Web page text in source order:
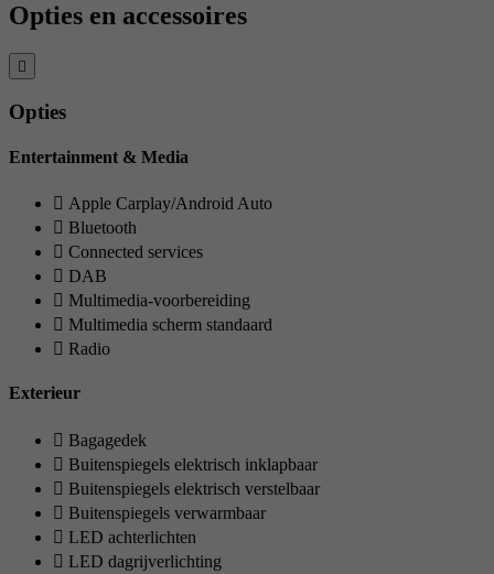
Opties en accessoires
Opties
Entertainment & Media
Apple Carplay/Android Auto
Bluetooth
Connected services
DAB
Multimedia-voorbereiding
Multimedia scherm standaard
Radio
Exterieur
Bagagedek
Buitenspiegels elektrisch inklapbaar
Buitenspiegels elektrisch verstelbaar
Buitenspiegels verwarmbaar
LED achterlichten
LED dagrijverlichting